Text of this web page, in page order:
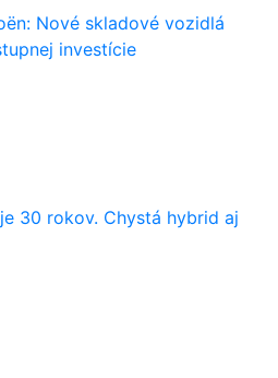
Nové skladové vozidlá
investície
30 rokov. Chystá hybrid aj